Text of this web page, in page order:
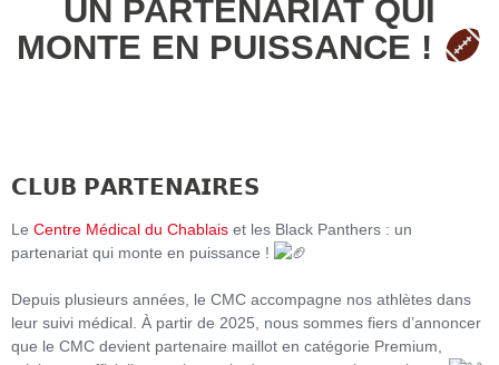
UN PARTENARIAT QUI
MONTE EN PUISSANCE !
𝗖𝗟𝗨𝗕 𝗣𝗔𝗥𝗧𝗘𝗡𝗔𝗜𝗥𝗘𝗦
Le Centre Médical du Chablais et les Black Panthers : un
partenariat qui monte en puissance !
Depuis plusieurs années, le CMC accompagne nos athlètes dans
leur suivi médical. À partir de 2025, nous sommes fiers d’annoncer
que le CMC devient partenaire maillot en catégorie Premium,